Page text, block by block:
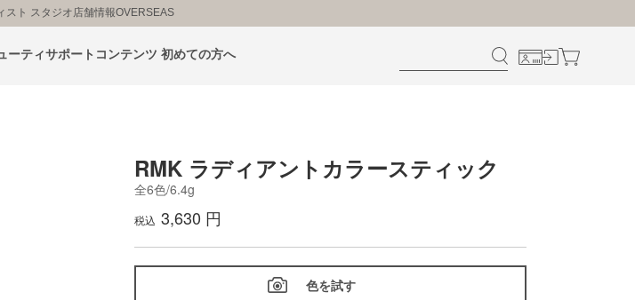
スト スタジオ店舗情報OVERSEAS
ーティサポートコンテンツ 初めての方へ
RMK ラディアントカラースティック
全6色/6.4g
税込3,630 円
色を試す